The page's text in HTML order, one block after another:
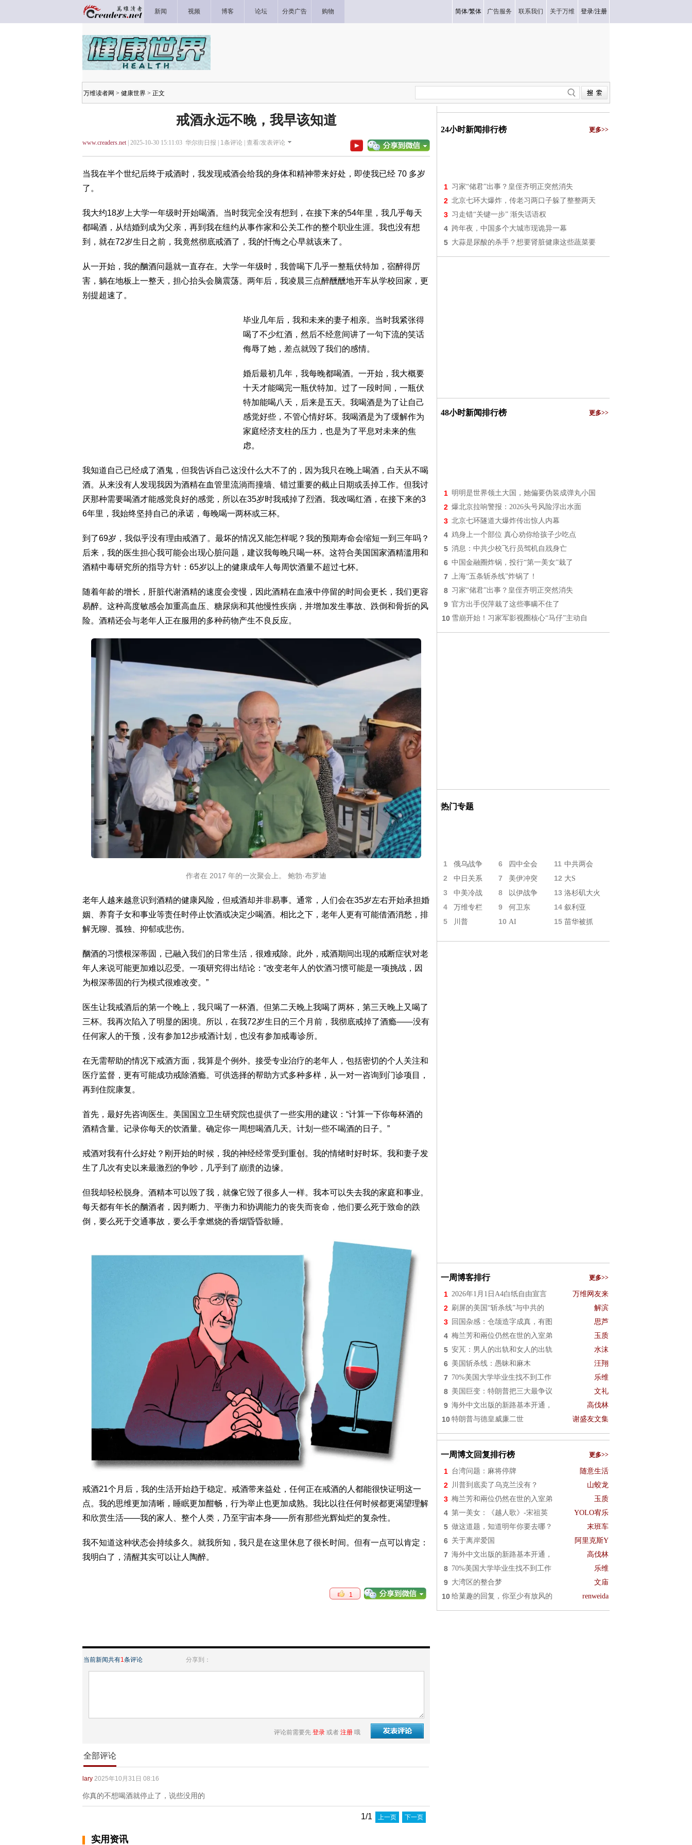
新闻 视频 博客 论坛 分类广告 购物 简体/繁体 广告服务 联系我们 关于万维 登录/注册
万维读者网 > 健康世界 > 正文
戒酒永远不晚，我早该知道
www.creaders.net| 2025-10-30 15:11:03 华尔街日报 | 1条评论 | 查看/发表评论
当我在半个世纪后终于戒酒时，我发现戒酒会给我的身体和精神带来好处，即使我已经 70 多岁
了。
我大约18岁上大学一年级时开始喝酒。当时我完全没有想到，在接下来的54年里，我几乎每天
都喝酒，从结婚到成为父亲，再到我在纽约从事作家和公关工作的整个职业生涯。我也没有想
到，就在72岁生日之前，我竟然彻底戒酒了，我的忏悔之心早就该来了。
从一开始，我的酗酒问题就一直存在。大学一年级时，我曾喝下几乎一整瓶伏特加，宿醉得厉
害，躺在地板上一整天，担心抬头会脑震荡。两年后，我凌晨三点醉醺醺地开车从学校回家，更
别提超速了。
毕业几年后，我和未来的妻子相亲。当时我紧张得
喝了不少红酒，然后不经意间讲了一句下流的笑话
侮辱了她，差点就毁了我们的感情。
婚后最初几年，我每晚都喝酒。一开始，我大概要
十天才能喝完一瓶伏特加。过了一段时间，一瓶伏
特加能喝八天，后来是五天。我喝酒是为了让自己
感觉好些，不管心情好坏。我喝酒是为了缓解作为
家庭经济支柱的压力，也是为了平息对未来的焦
虑。
我知道自己已经成了酒鬼，但我告诉自己这没什么大不了的，因为我只在晚上喝酒，白天从不喝
酒。从来没有人发现我因为酒精在血管里流淌而撞墙、错过重要的截止日期或丢掉工作。但我讨
厌那种需要喝酒才能感觉良好的感觉，所以在35岁时我戒掉了烈酒。我改喝红酒，在接下来的3
6年里，我始终坚持自己的承诺，每晚喝一两杯或三杯。
到了69岁，我似乎没有理由戒酒了。最坏的情况又能怎样呢？我的预期寿命会缩短一到三年吗？
后来，我的医生担心我可能会出现心脏问题，建议我每晚只喝一杯。这符合美国国家酒精滥用和
酒精中毒研究所的指导方针：65岁以上的健康成年人每周饮酒量不超过七杯。
随着年龄的增长，肝脏代谢酒精的速度会变慢，因此酒精在血液中停留的时间会更长，我们更容
易醉。这种高度敏感会加重高血压、糖尿病和其他慢性疾病，并增加发生事故、跌倒和骨折的风
险。酒精还会与老年人正在服用的多种药物产生不良反应。
作者在 2017 年的一次聚会上。 鲍勃·布罗迪
老年人越来越意识到酒精的健康风险，但戒酒却并非易事。通常，人们会在35岁左右开始承担婚
姻、养育子女和事业等责任时停止饮酒或决定少喝酒。相比之下，老年人更有可能借酒消愁，排
解无聊、孤独、抑郁或悲伤。
酗酒的习惯根深蒂固，已融入我们的日常生活，很难戒除。此外，戒酒期间出现的戒断症状对老
年人来说可能更加难以忍受。一项研究得出结论：“改变老年人的饮酒习惯可能是一项挑战，因
为根深蒂固的行为模式很难改变。”
医生让我戒酒后的第一个晚上，我只喝了一杯酒。但第二天晚上我喝了两杯，第三天晚上又喝了
三杯。我再次陷入了明显的困境。所以，在我72岁生日的三个月前，我彻底戒掉了酒瘾——没有
任何家人的干预，没有参加12步戒酒计划，也没有参加戒毒诊所。
在无需帮助的情况下戒酒方面，我算是个例外。接受专业治疗的老年人，包括密切的个人关注和
医疗监督，更有可能成功戒除酒瘾。可供选择的帮助方式多种多样，从一对一咨询到门诊项目，
再到住院康复。
首先，最好先咨询医生。美国国立卫生研究院也提供了一些实用的建议：“计算一下你每杯酒的
酒精含量。记录你每天的饮酒量。确定你一周想喝酒几天。计划一些不喝酒的日子。”
戒酒对我有什么好处？刚开始的时候，我的神经经常受到重创。我的情绪时好时坏。我和妻子发
生了几次有史以来最激烈的争吵，几乎到了崩溃的边缘。
但我却轻松脱身。酒精本可以毁了我，就像它毁了很多人一样。我本可以失去我的家庭和事业。
每天都有年长的酗酒者，因判断力、平衡力和协调能力的丧失而丧命，他们要么死于致命的跌
倒，要么死于交通事故，要么手拿燃烧的香烟昏昏欲睡。
戒酒21个月后，我的生活开始趋于稳定。戒酒带来益处，任何正在戒酒的人都能很快证明这一
点。我的思维更加清晰，睡眠更加酣畅，行为举止也更加成熟。我比以往任何时候都更渴望理解
和欣赏生活——我的家人、整个人类，乃至宇宙本身——所有那些光辉灿烂的复杂性。
我不知道这种状态会持续多久。就我所知，我只是在这里休息了很长时间。但有一点可以肯定：
我明白了，清醒其实可以让人陶醉。
1
当前新闻共有1条评论 分享到：
评论前需要先 登录 或者 注册 哦
全部评论
lary 2025年10月31日 08:16
你真的不想喝酒就停止了，说些没用的
1/1 上一页 下一页
实用资讯
24小时新闻排行榜 更多>>
1 习家“储君”出事？皇侄齐明正突然消失
2 北京七环大爆炸，传老习两口子躲了整整两天
3 习走错“关键一步” 渐失话语权
4 跨年夜，中国多个大城市现诡异一幕
5 大蒜是尿酸的杀手？想要肾脏健康这些蔬菜要
48小时新闻排行榜 更多>>
1 明明是世界领土大国，她偏要伪装成弹丸小国
2 爆北京拉响警报：2026头号风险浮出水面
3 北京七环隧道大爆炸传出惊人内幕
4 鸡身上一个部位 真心劝你给孩子少吃点
5 消息：中共少校飞行员驾机自戕身亡
6 中国金融圈炸锅，投行“第一美女”栽了
7 上海“五条斩杀线”炸锅了！
8 习家“储君”出事？皇侄齐明正突然消失
9 官方出手倪萍栽了这些事瞒不住了
10 雪崩开始！习家军影视圈核心“马仔”主动自
热门专题
1 俄乌战争 6 四中全会 11 中共两会
2 中日关系 7 美伊冲突 12 大S
3 中美冷战 8 以伊战争 13 洛杉矶大火
4 万维专栏 9 何卫东 14 叙利亚
5 川普 10 AI 15 苗华被抓
一周博客排行 更多>>
1 2026年1月1日A4白纸自由宣言 万维网友来
2 刷屏的美国“斩杀线”与中共的 解滨
3 回国杂感：仓颉造字成真，有图 思芦
4 梅兰芳和兩位仍然在世的入室弟 玉质
5 安芃：男人的出轨和女人的出轨 水沫
6 美国斩杀线：愚昧和麻木 汪翔
7 70%美国大学毕业生找不到工作 乐维
8 美国巨变：特朗普把三大最争议 文礼
9 海外中文出版的新路基本开通， 高伐林
10 特朗普与德皇威廉二世 谢盛友文集
一周博文回复排行榜 更多>>
1 台湾问题：麻将停牌 随意生活
2 川普到底卖了乌克兰没有？ 山蛟龙
3 梅兰芳和兩位仍然在世的入室弟 玉质
4 第一美女：《越人歌》-宋祖英 YOLO宥乐
5 做这道题，知道明年你要去哪？ 末班车
6 关于离岸爱国 阿里克斯Y
7 海外中文出版的新路基本开通， 高伐林
8 70%美国大学毕业生找不到工作 乐维
9 大湾区的整合梦 文庙
10 给菓趣的回复，你至少有放风的 renweida